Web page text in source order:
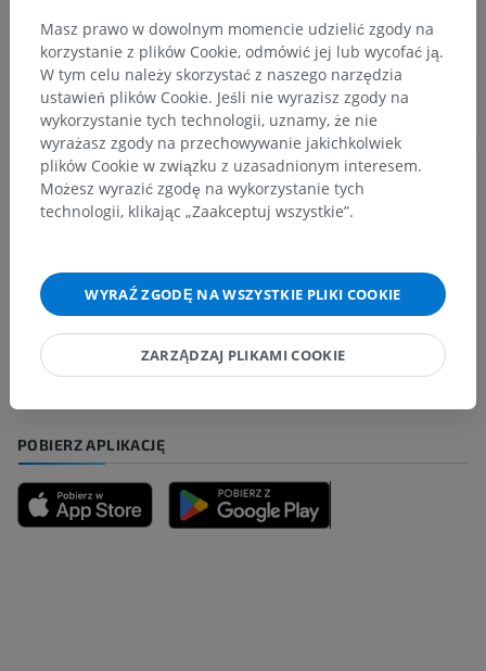
Tłumaczenia
Zachęcamy do przesyłania sugestii poprawek,
tłumaczeń lub innych treści, które przełożą się na
lepszą jakość materiałów.
Zgłoś problem
POBIERZ APLIKACJĘ
Masz prawo w dowolnym momencie udzielić zgody na
korzystanie z plików Cookie, odmówić jej lub wycofać ją.
W tym celu należy skorzystać z naszego narzędzia
ustawień plików Cookie. Jeśli nie wyrazisz zgody na
wykorzystanie tych technologii, uznamy, że nie
wyrażasz zgody na przechowywanie jakichkolwiek
plików Cookie w związku z uzasadnionym interesem.
Możesz wyrazić zgodę na wykorzystanie tych
technologii, klikając „Zaakceptuj wszystkie”.
WYRAŹ ZGODĘ NA WSZYSTKIE PLIKI COOKIE
ZARZĄDZAJ PLIKAMI COOKIE